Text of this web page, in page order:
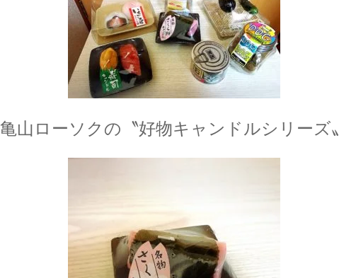
亀山ローソクの〝好物キャンドルシリーズ〟